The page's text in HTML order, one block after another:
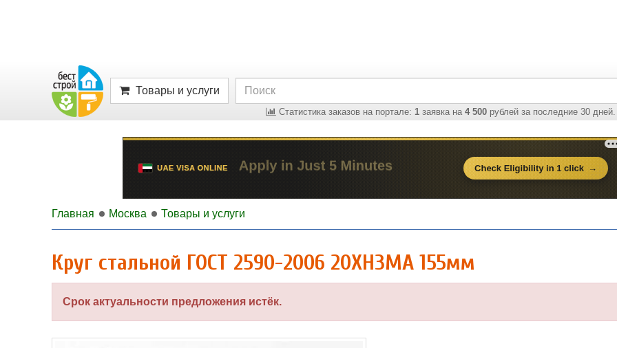
Товары и услуги
Статистика заказов на портале: 1заявка на 4 500рублей за последние 30 дней.
Главная Москва Товары и услуги
Круг стальной ГОСТ 2590-2006 20ХН3МА 155мм
Срок актуальности предложения истёк.